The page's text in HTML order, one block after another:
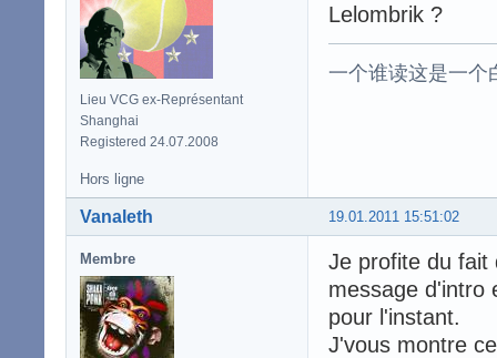
Lieu VCG ex-Représentant
Shanghai
Registered 24.07.2008
Lelombrik ?
一个谁读这是一个
Hors ligne
19.01.2011 15:51:02
Vanaleth
Membre
Je profite du fait
message d'intro
pour l'instant.
J'vous montre